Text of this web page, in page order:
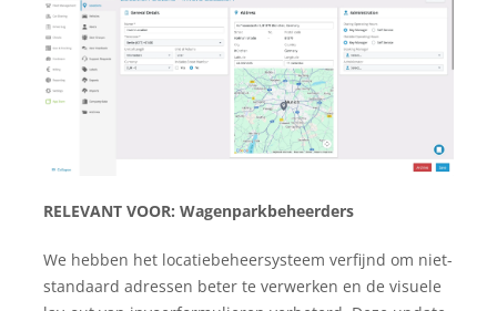
RELEVANT VOOR: Wagenparkbeheerders
We hebben het locatiebeheersysteem verfijnd om niet-
standaard adressen beter te verwerken en de visuele